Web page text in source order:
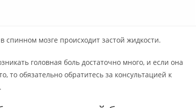
спинном мозге происходит застой жидкости.
головная боль достаточно много, и если она
то обязательно обратитесь за консультацией к